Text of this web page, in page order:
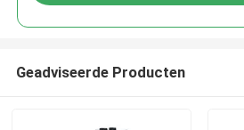
Geadviseerde Producten